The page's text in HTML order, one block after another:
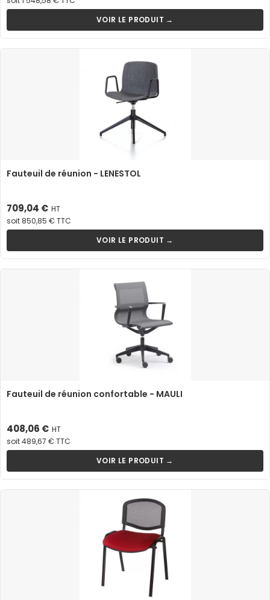
VOIR LE PRODUIT →
Fauteuil de réunion - LENESTOL
Prix
709,04 € HT
soit 850,85 € TTC
VOIR LE PRODUIT →
Fauteuil de réunion confortable - MAULI
Prix
408,06 € HT
soit 489,67 € TTC
VOIR LE PRODUIT →